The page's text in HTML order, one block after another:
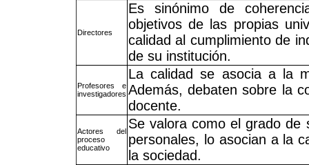
Directores
Es sinónimo de
objetivos de las propias
calidad al cumplimiento de
de su institución.
Profesores e
investigadores
La calidad se asocia a la
Además, debaten sobre la
docente.
Actores del
proceso
educativo
Se valora como el grado de
personales, lo asocian a la
la sociedad.